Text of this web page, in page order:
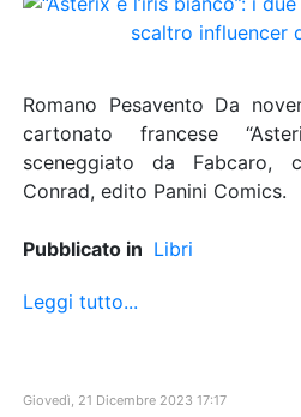
Romano Pesavento Da
cartonato francese
sceneggiato da Fabcaro,
Conrad, edito Panini Comics.
Pubblicato in Libri
Leggi tutto...
Giovedì, 21 Dicembre 2023 17:17